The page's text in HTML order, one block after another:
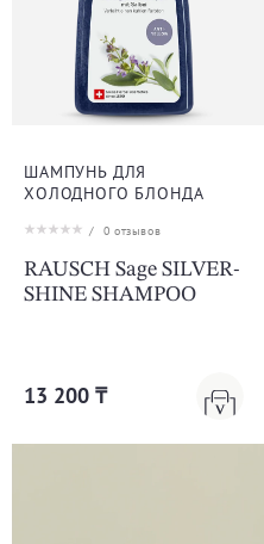
ШАМПУНЬ ДЛЯ
ХОЛОДНОГО БЛОНДА
/ 0 отзывов
RAUSCH Sage SILVER-
SHINE SHAMPOO
13 200 ₸